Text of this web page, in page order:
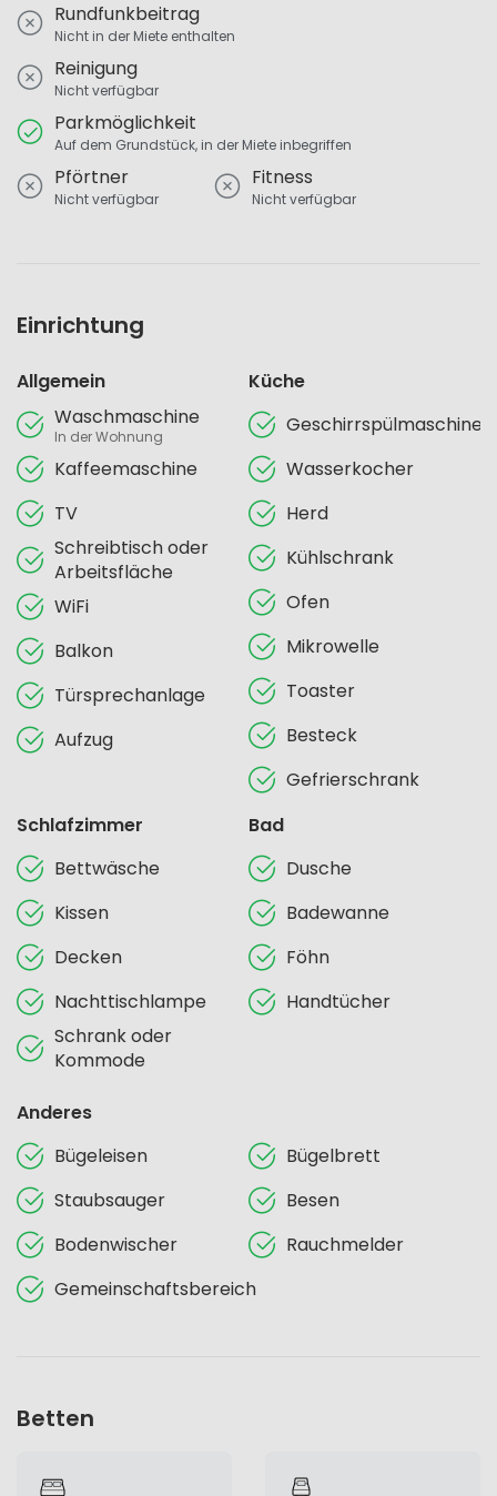
Rundfunkbeitrag
Nicht in der Miete enthalten
Reinigung
Nicht verfügbar
Parkmöglichkeit
Auf dem Grundstück, in der Miete inbegriffen
Pförtner
Nicht verfügbar
Fitness
Nicht verfügbar
Einrichtung
Allgemein
Waschmaschine
In der Wohnung
Kaffeemaschine
TV
Schreibtisch oder
Arbeitsfläche
WiFi
Balkon
Türsprechanlage
Aufzug
Küche
Geschirrspülmaschine
Wasserkocher
Herd
Kühlschrank
Ofen
Mikrowelle
Toaster
Besteck
Gefrierschrank
Schlafzimmer
Bettwäsche
Kissen
Decken
Nachttischlampe
Schrank oder
Kommode
Bad
Dusche
Badewanne
Föhn
Handtücher
Anderes
Bügeleisen
Bügelbrett
Staubsauger
Besen
Bodenwischer
Rauchmelder
Gemeinschaftsbereich
Betten